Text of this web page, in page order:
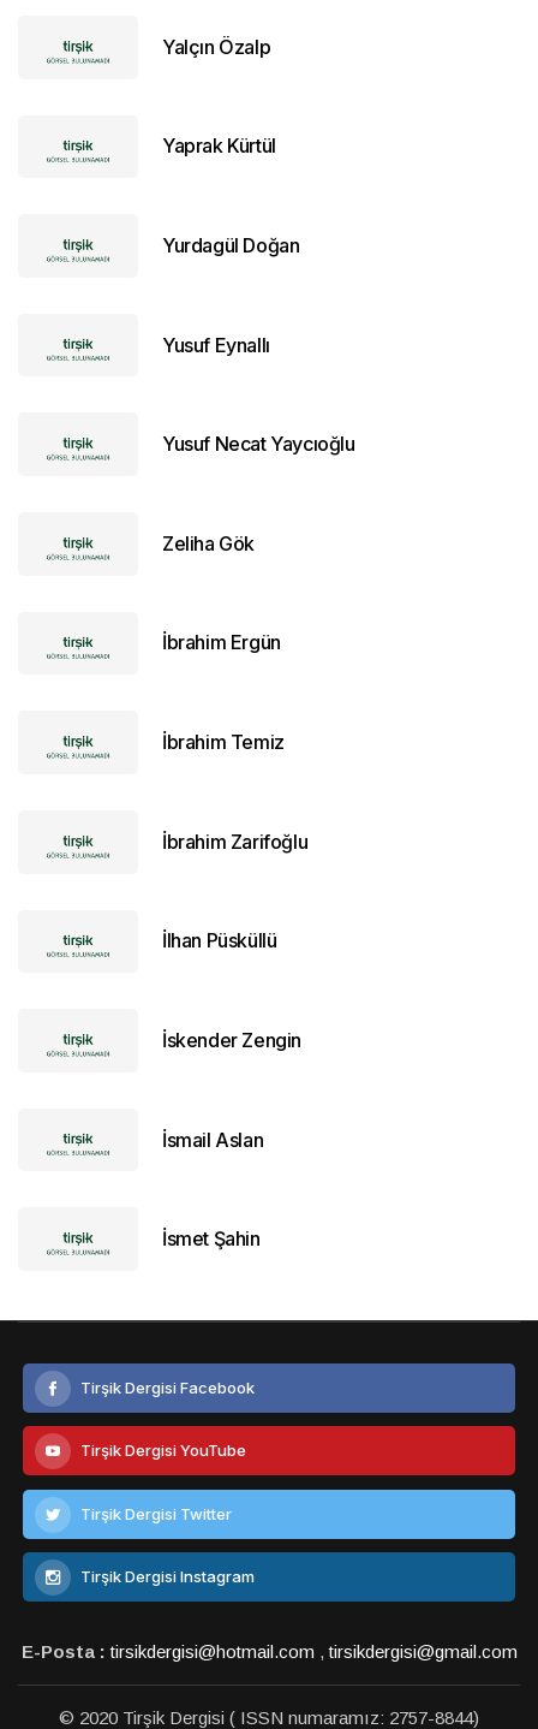
Yalçın Özalp
Yaprak Kürtül
Yurdagül Doğan
Yusuf Eynallı
Yusuf Necat Yaycıoğlu
Zeliha Gök
İbrahim Ergün
İbrahim Temiz
İbrahim Zarifoğlu
İlhan Püsküllü
İskender Zengin
İsmail Aslan
İsmet Şahin
Tirşik Dergisi Facebook
Tirşik Dergisi YouTube
Tirşik Dergisi Twitter
Tirşik Dergisi Instagram
E-Posta : tirsikdergisi@hotmail.com ,tirsikdergisi@gmail.com
© 2020 Tirşik Dergisi ( ISSN numaramız: 2757-8844)